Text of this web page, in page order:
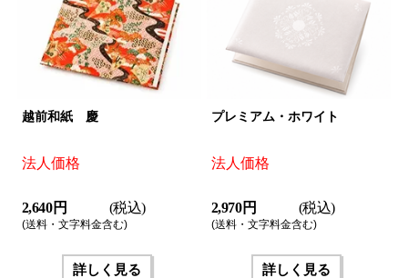
越前和紙 慶
法人価格
2,640 円 (税込)
(送料・文字料金含む)
詳しく見る
プレミアム・ホワイト
法人価格
2,970 円 (税込)
(送料・文字料金含む)
詳しく見る